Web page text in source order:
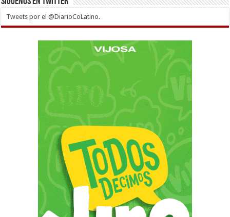
Tweets por el @DiarioCoLatino.